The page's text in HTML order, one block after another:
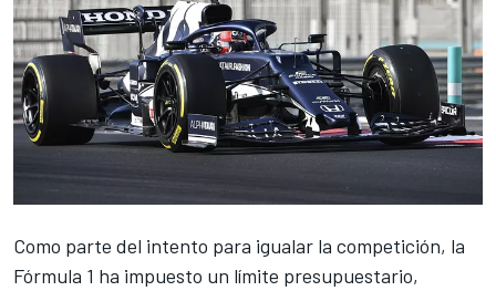
Como parte del intento para igualar la competición, la
Fórmula 1 ha impuesto un límite presupuestario,